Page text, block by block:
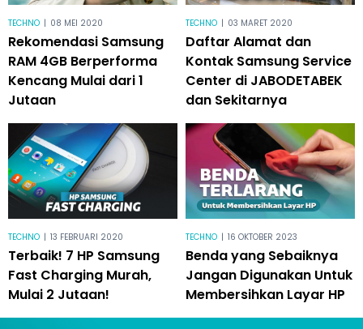
TECHNO | 08 MEI 2020
Rekomendasi Samsung
RAM 4GB Berperforma
Kencang Mulai dari 1
Jutaan
TECHNO | 03 MARET 2020
Daftar Alamat dan
Kontak Samsung Service
Center di JABODETABEK
dan Sekitarnya
TECHNO | 13 FEBRUARI 2020
Terbaik! 7 HP Samsung
Fast Charging Murah,
Mulai 2 Jutaan!
TECHNO | 16 OKTOBER 2023
Benda yang Sebaiknya
Jangan Digunakan Untuk
Membersihkan Layar HP